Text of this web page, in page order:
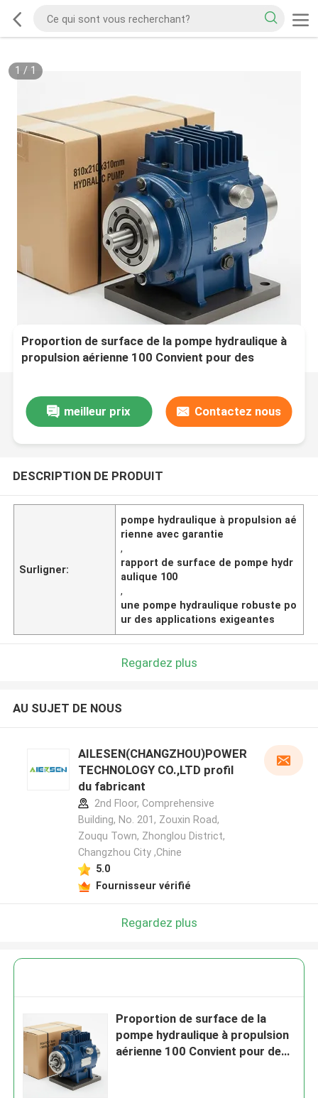
1 / 1
Proportion de surface de la pompe hydraulique à
propulsion aérienne 100 Convient pour des
meilleur prix
Contactez nous
DESCRIPTION DE PRODUIT
Surligner:
pompe hydraulique à propulsion aé
rienne avec garantie
,
rapport de surface de pompe hydr
aulique 100
,
une pompe hydraulique robuste po
ur des applications exigeantes
Regardez plus
AU SUJET DE NOUS
AILESEN(CHANGZHOU)POWER
TECHNOLOGY CO.,LTD profil
du fabricant
2nd Floor, Comprehensive
Building, No. 201, Zouxin Road,
Zouqu Town, Zhonglou District,
Changzhou City ,Chine
5.0
Fournisseur vérifié
Regardez plus
Proportion de surface de la
pompe hydraulique à propulsion
aérienne 100 Convient pour des